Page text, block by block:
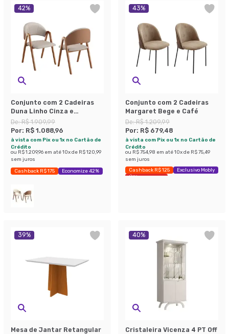
42%
Conjunto com 2 Cadeiras
Duna Linho Cinza e
Amadeirado
De:R$ 1.909,99
Por: R$ 1.088,96
à vista com Pix ou 1x no Cartão de
Crédito
ou R$ 1.209,96 em até10x de R$ 120,99
sem juros
Cashback R$ 175 Economize 42%
43%
Conjunto com 2 Cadeiras
Margaret Bege e Café
De:R$ 1.209,99
Por: R$ 679,48
à vista com Pix ou 1x no Cartão de
Crédito
ou R$ 754,98 em até10x de R$ 75,49
sem juros
Cashback R$ 125
Exclusivo Mobly
Últimas peças
39%
Mesa de Jantar Retangular
40%
Cristaleira Vicenza 4 PT Off